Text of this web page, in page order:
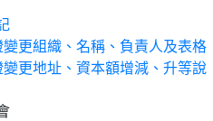
更組織、名稱、負責人及表格
更地址、資本額增減、升等說